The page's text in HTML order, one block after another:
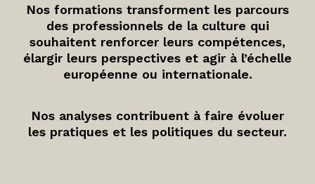
Nos formations transforment les parcours
des professionnels de la culture qui
souhaitent renforcer leurs compétences,
élargir leurs perspectives et agir à l’échelle
européenne ou internationale.
Nos analyses contribuent à faire évoluer
les pratiques et les politiques du secteur.